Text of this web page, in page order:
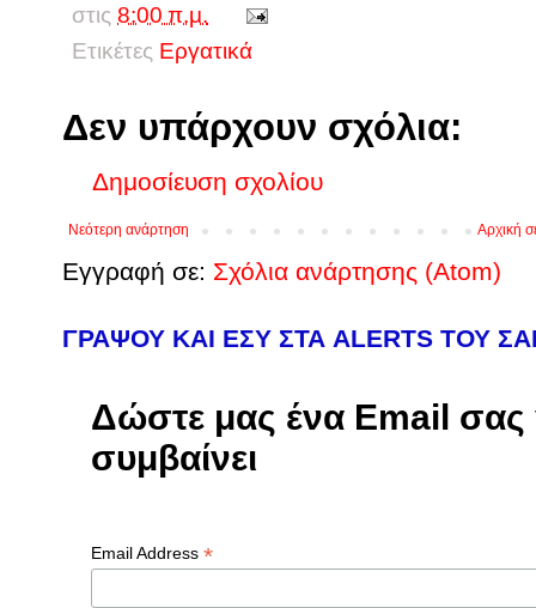
στις 8:00 π.μ.
Ετικέτες Εργατικά
Δεν υπάρχουν σχόλια:
Δημοσίευση σχολίου
Νεότερη ανάρτηση Αρχική
Εγγραφή σε: Σχόλια ανάρτησης (Atom)
ΓΡΑΨΟΥ ΚΑΙ ΕΣΥ ΣΤΑ ALERTS ΤΟΥ
Δώστε μας ένα Email σας
συμβαίνει
Email Address *